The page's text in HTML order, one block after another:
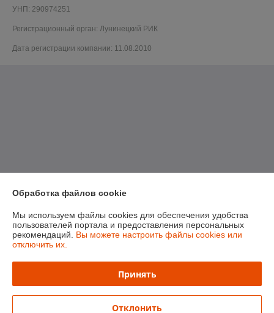
УНП: 290974251
Регистрационный орган: Лунинецкий РИК
Дата регистрации компании: 11.08.2010
Обработка файлов cookie
Мы используем файлы cookies для обеспечения удобства
пользователей портала и предоставления персональных
рекомендаций. Вы можете настроить файлы cookies или
отключить их.
Принять
Отклонить